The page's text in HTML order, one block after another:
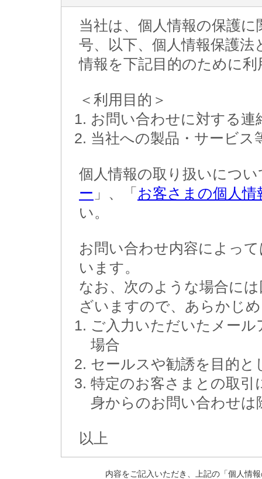
当社は、個人情報の保護
号、以下、個人情報保護
情報を下記目的のために
＜利用目的＞
お問い合わせに対する
当社への製品・サービ
個人情報の取り扱いにつ
ー 」、「 お客さまの個人
い。
お問い合わせ内容によっ
います。
なお、次のような場合に
ざいますので、あらかじ
ご入力いただいたメー
場合
セールスや勧誘を目的と
特定のお客さまとの取引
身からのお問い合わせは
以上
内容をご記入いただき、上記の「個人情